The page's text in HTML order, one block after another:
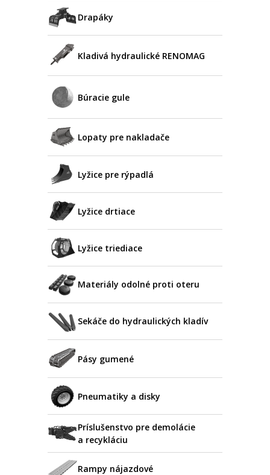
Drapáky
Kladivá hydraulické RENOMAG
Búracie gule
Lopaty pre nakladače
Lyžice pre rýpadlá
Lyžice drtiace
Lyžice triediace
Materiály odolné proti oteru
Sekáče do hydraulických kladív
Pásy gumené
Pneumatiky a disky
Príslušenstvo pre demolácie
a recykláciu
Rampy nájazdové